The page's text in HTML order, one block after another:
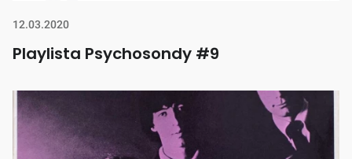
12.03.2020
Playlista Psychosondy #9